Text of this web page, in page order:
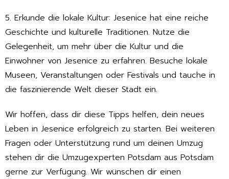
5. Erkunde die lokale Kultur: Jesenice hat eine reiche
Geschichte und kulturelle Traditionen. Nutze die
Gelegenheit, um mehr über die Kultur und die
Einwohner von Jesenice zu erfahren. Besuche lokale
Museen, Veranstaltungen oder Festivals und tauche in
die faszinierende Welt dieser Stadt ein.
Wir hoffen, dass dir diese Tipps helfen, dein neues
Leben in Jesenice erfolgreich zu starten. Bei weiteren
Fragen oder Unterstützung rund um deinen Umzug
stehen dir die Umzugexperten Potsdam aus Potsdam
gerne zur Verfügung. Wir wünschen dir einen